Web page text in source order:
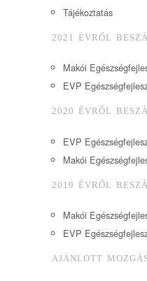
Tájékoztatás
2021 ÉVRŐL
Makói
EVP
2020 ÉVRŐL
EVP
Makói
2019 ÉVRŐL
Makói
EVP
AJÁNLOTT